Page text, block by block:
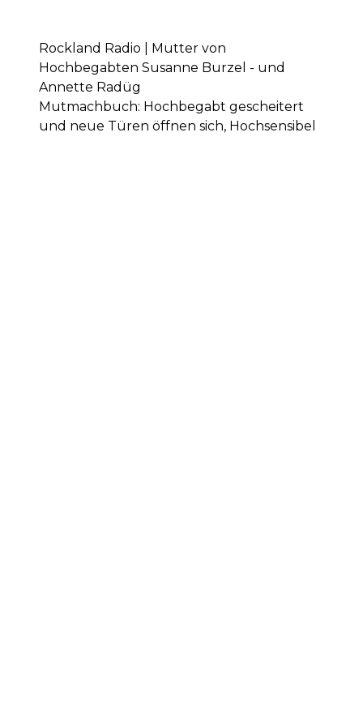
Rockland Radio | Mutter von
Hochbegabten Susanne Burzel - und
Annette Radüg
Mutmachbuch: Hochbegabt gescheitert
und neue Türen öffnen sich, Hochsensibel